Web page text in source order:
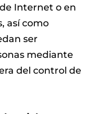
Internet o en
así como
ser
mediante
del control de